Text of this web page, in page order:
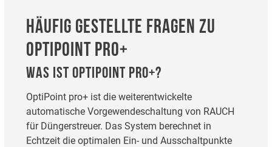
HÄUFIG GESTELLTE FRAGEN ZU
OPTIPOINT PRO+
WAS IST OPTIPOINT PRO+?
OptiPoint pro+ ist die weiterentwickelte
automatische Vorgewendeschaltung von RAUCH
für Düngerstreuer. Das System berechnet in
Echtzeit die optimalen Ein- und Ausschaltpunkte